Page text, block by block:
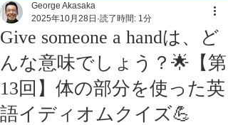
Give someone a handは、ど
んな意味でしょう？🌟【第
13回】体の部分を使った英
語イディオムクイズ💪
George Akasaka
2025年10月28日 読了時間: 1分